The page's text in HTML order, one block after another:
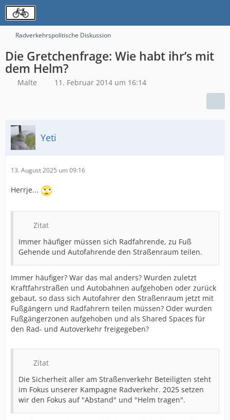
Radverkehrspolitische Diskussion
Die Gretchenfrage: Wie habt ihr’s mit
dem Helm?
Malte 11. Februar 2014 um 16:14
Yeti
13. August 2025 um 09:16
Herrje...
Zitat
Immer häufiger müssen sich Radfahrende, zu Fuß
Gehende und Autofahrende den Straßenraum teilen.
Immer häufiger? War das mal anders? Wurden zuletzt
Kraftfahrstraßen und Autobahnen aufgehoben oder zurück
gebaut, so dass sich Autofahrer den Straßenraum jetzt mit
Fußgängern und Radfahrern teilen müssen? Oder wurden
Fußgängerzonen aufgehoben und als Shared Spaces für
den Rad- und Autoverkehr freigegeben?
Zitat
Die Sicherheit aller am Straßenverkehr Beteiligten steht
im Fokus unserer Kampagne Radverkehr. 2025 setzen
wir den Fokus auf "Abstand" und "Helm tragen".